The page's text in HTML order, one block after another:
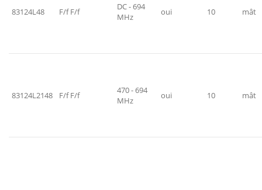
83124L48 F/f F/f
DC - 694
MHz
oui 10 mât
83124L2148 F/f F/f
470 - 694
MHz
oui 10 mât